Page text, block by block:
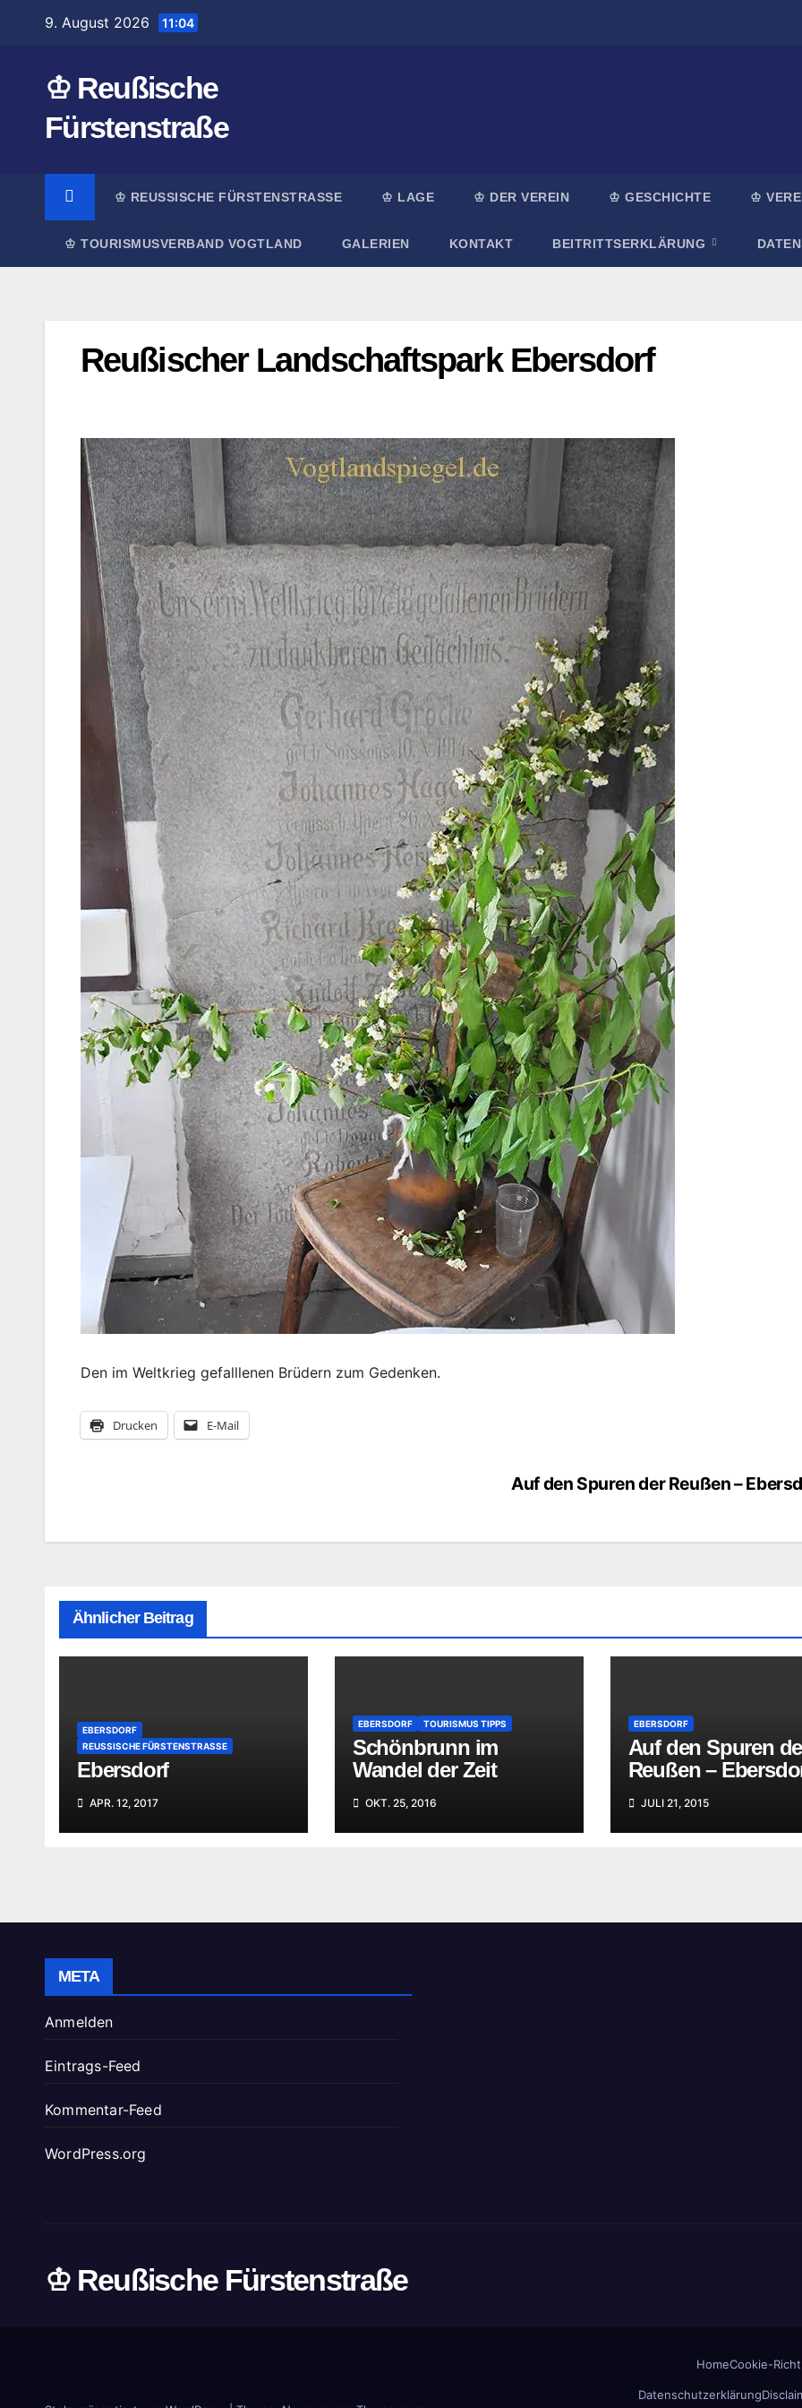
9. August 2026 11:04
♔ Reußische
Fürstenstraße
♔ REUSSISCHE FÜRSTENSTRASSE ♔ LAGE ♔ DER VEREIN ♔ GESCHICHTE ♔
♔ TOURISMUSVERBAND VOGTLAND GALERIEN KONTAKT BEITRITTSERKLÄRUNG
Reußischer Landschaftspark Ebersdorf
Den im Weltkrieg gefalllenen Brüdern zum Gedenken.
Drucken E-Mail
Auf den Spuren der Reußen –
Ähnlicher Beitrag
EBERSDORF
REUSSISCHE FÜRSTENSTRASSE
Ebersdorf
APR. 12, 2017
EBERSDORF TOURISMUS TIPPS
Schönbrunn im
Wandel der Zeit
OKT. 25, 2016
EBERSDORF
Auf den Spuren
Reußen –
JULI 21, 2015
META
Anmelden
Eintrags-Feed
Kommentar-Feed
WordPress.org
♔ Reußische Fürstenstraße
HomeCookie-
Datenschutzerklärung